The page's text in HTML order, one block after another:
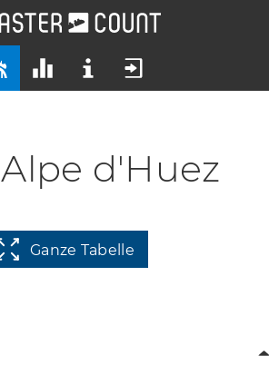
Alpe d'Huez
Ganze Tabelle